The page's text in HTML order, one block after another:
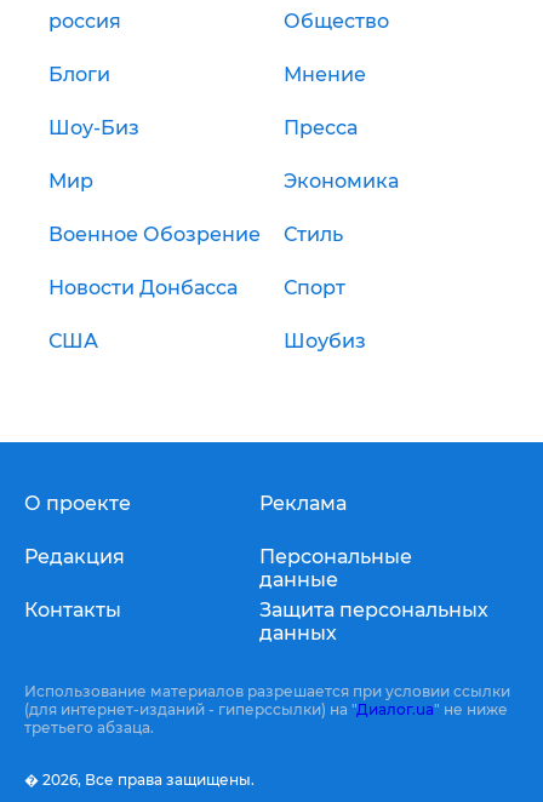
россия Общество
Блоги Мнение
Шоу-Биз Пресса
Мир Экономика
Военное Обозрение Стиль
Новости Донбасса Спорт
США Шоубиз
О проекте
Редакция
Контакты
Реклама
Персональные
данные
Защита персональных
данных
Использование материалов разрешается при условии ссылки
(для интернет-изданий - гиперссылки) на "Диалог.ua" не ниже
третьего абзаца.
� 2026, Все права защищены.